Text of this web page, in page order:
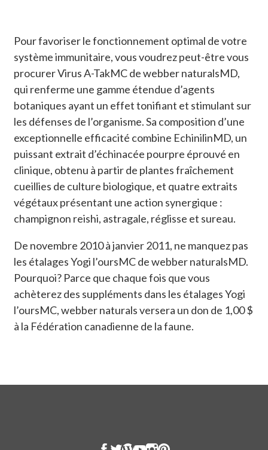
Pour favoriser le fonctionnement optimal de votre
système immunitaire, vous voudrez peut-être vous
procurer Virus A-TakMC de webber naturalsMD,
qui renferme une gamme étendue d’agents
botaniques ayant un effet tonifiant et stimulant sur
les défenses de l’organisme. Sa composition d’une
exceptionnelle efficacité combine EchinilinMD, un
puissant extrait d’échinacée pourpre éprouvé en
clinique, obtenu à partir de plantes fraîchement
cueillies de culture biologique, et quatre extraits
végétaux présentant une action synergique :
champignon reishi, astragale, réglisse et sureau.
De novembre 2010 à janvier 2011, ne manquez pas
les étalages Yogi l’oursMC de webber naturalsMD.
Pourquoi? Parce que chaque fois que vous
achèterez des suppléments dans les étalages Yogi
l’oursMC, webber naturals versera un don de 1,00 $
à la Fédération canadienne de la faune.